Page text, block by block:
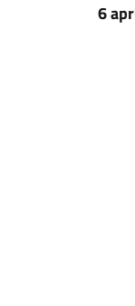
6